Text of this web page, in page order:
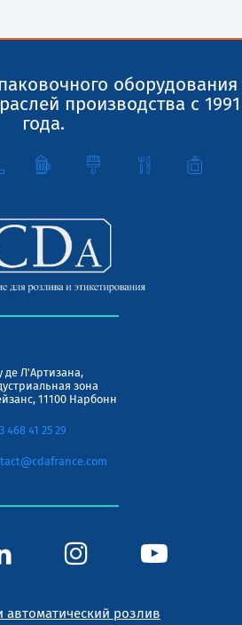
оборудования
производства с 1991
года.
де Л'Артизана,
зона
11100 Нарбонн
468 41 25 29
автоматический розлив